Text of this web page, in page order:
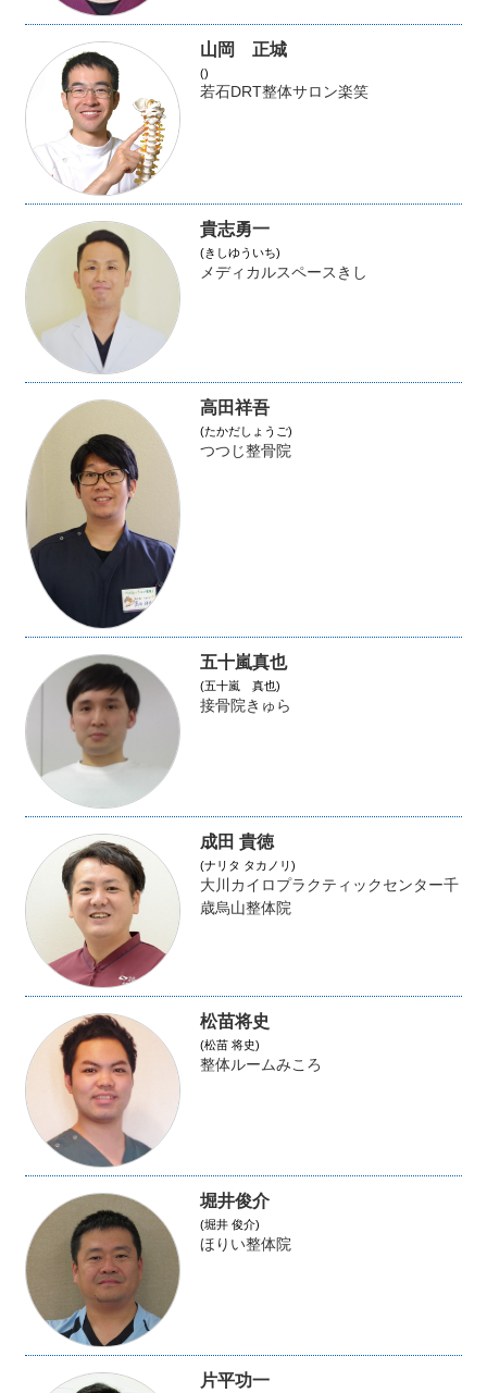
山岡 正城
()
若石DRT整体サロン楽笑
貴志勇一
(きしゆういち)
メディカルスペースきし
高田祥吾
(たかだしょうご)
つつじ整骨院
五十嵐真也
(五十嵐 真也)
接骨院きゅら
成田 貴徳
(ナリタ タカノリ)
大川カイロプラクティックセンター千
歳烏山整体院
松苗将史
(松苗 将史)
整体ルームみころ
堀井俊介
(堀井 俊介)
ほりい整体院
片平功一